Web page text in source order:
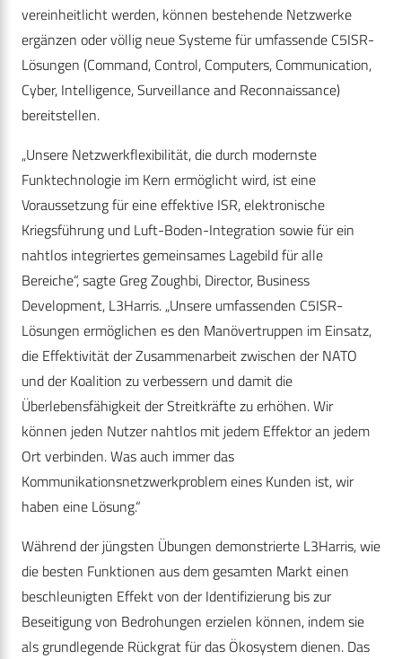
vereinheitlicht werden, können bestehende Netzwerke
ergänzen oder völlig neue Systeme für umfassende C5ISR-
Lösungen (Command, Control, Computers, Communication,
Cyber, Intelligence, Surveillance and Reconnaissance)
bereitstellen.
„Unsere Netzwerkflexibilität, die durch modernste
Funktechnologie im Kern ermöglicht wird, ist eine
Voraussetzung für eine effektive ISR, elektronische
Kriegsführung und Luft-Boden-Integration sowie für ein
nahtlos integriertes gemeinsames Lagebild für alle
Bereiche“, sagte Greg Zoughbi, Director, Business
Development, L3Harris. „Unsere umfassenden C5ISR-
Lösungen ermöglichen es den Manövertruppen im Einsatz,
die Effektivität der Zusammenarbeit zwischen der NATO
und der Koalition zu verbessern und damit die
Überlebensfähigkeit der Streitkräfte zu erhöhen. Wir
können jeden Nutzer nahtlos mit jedem Effektor an jedem
Ort verbinden. Was auch immer das
Kommunikationsnetzwerkproblem eines Kunden ist, wir
haben eine Lösung.“
Während der jüngsten Übungen demonstrierte L3Harris, wie
die besten Funktionen aus dem gesamten Markt einen
beschleunigten Effekt von der Identifizierung bis zur
Beseitigung von Bedrohungen erzielen können, indem sie
als grundlegende Rückgrat für das Ökosystem dienen. Das